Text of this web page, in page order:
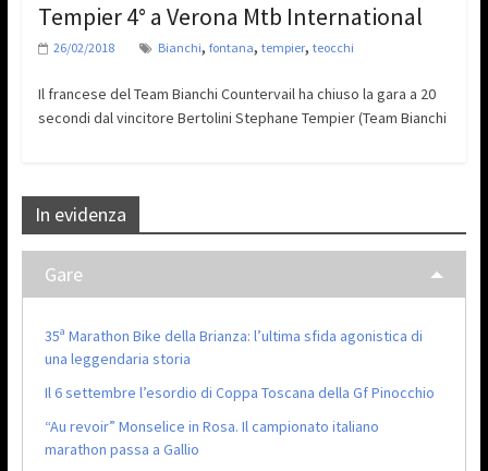
Tempier 4° a Verona Mtb International
26/02/2018 Bianchi, fontana, tempier, teocchi
Il francese del Team Bianchi Countervail ha chiuso la gara a 20
secondi dal vincitore Bertolini Stephane Tempier (Team Bianchi
In evidenza
Gare
35ª Marathon Bike della Brianza: l’ultima sfida agonistica di
una leggendaria storia
Il 6 settembre l’esordio di Coppa Toscana della Gf Pinocchio
“Au revoir” Monselice in Rosa. Il campionato italiano
marathon passa a Gallio